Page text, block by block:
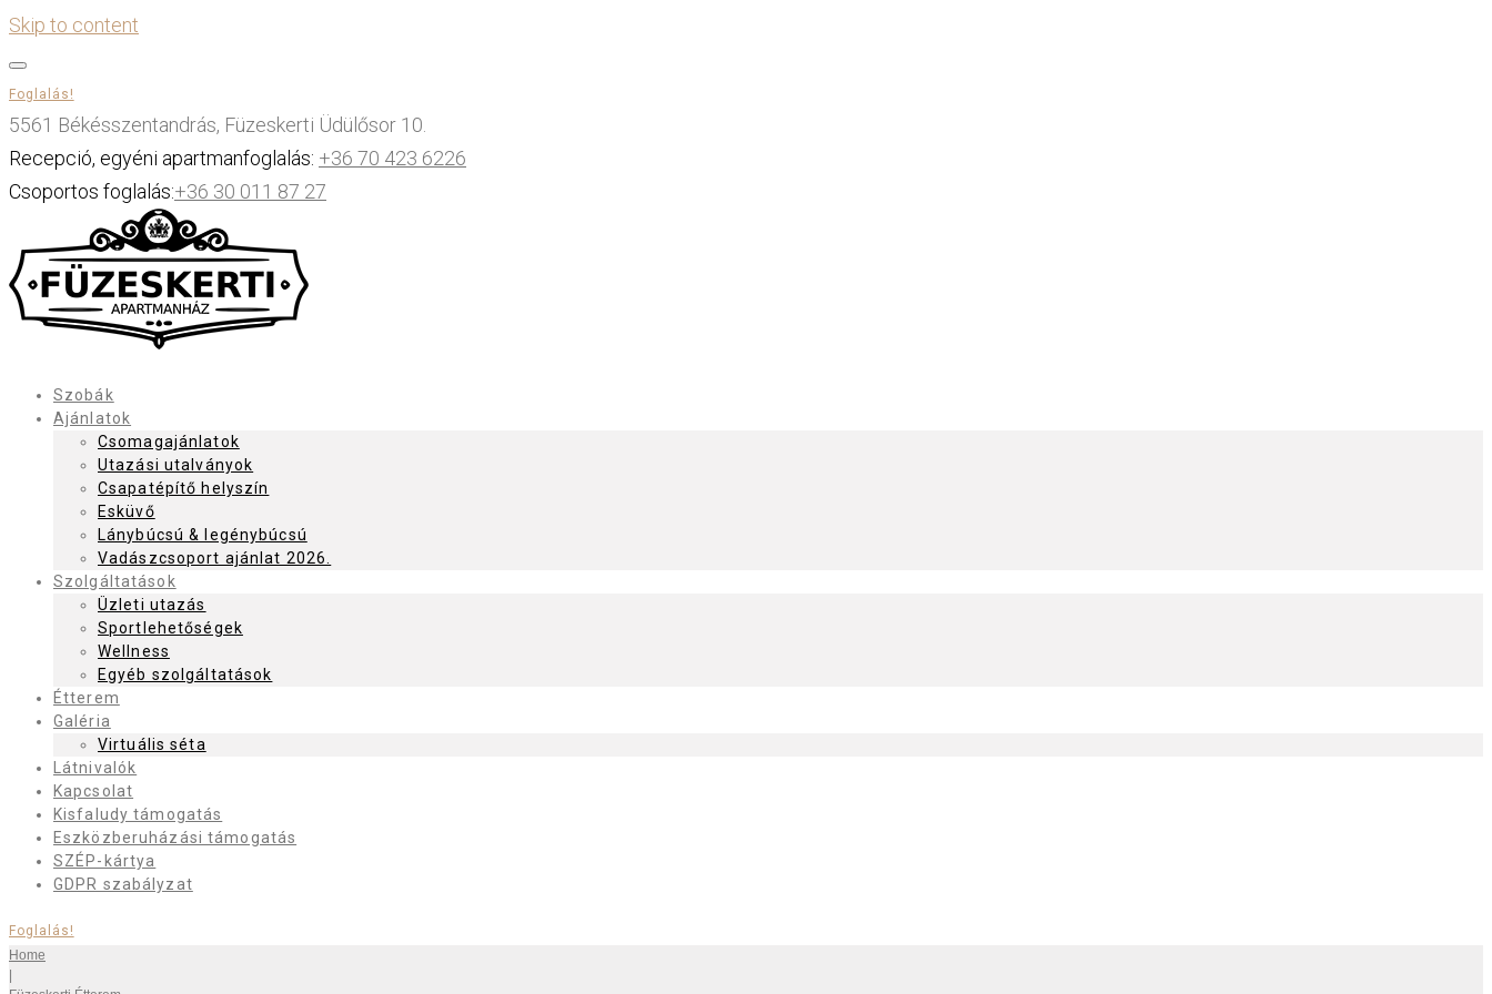
Skip to content
Foglalás!
5561 Békésszentandrás, Füzeskerti Üdülősor 10.
Recepció, egyéni apartmanfoglalás: +36 70 423 6226
Csoportos foglalás:+36 30 011 87 27
Szobák
Ajánlatok
Csomagajánlatok
Utazási utalványok
Csapatépítő helyszín
Esküvő
Lánybúcsú & legénybúcsú
Vadászcsoport ajánlat 2026.
Szolgáltatások
Üzleti utazás
Sportlehetőségek
Wellness
Egyéb szolgáltatások
Étterem
Galéria
Virtuális séta
Látnivalók
Kapcsolat
Kisfaludy támogatás
Eszközberuházási támogatás
SZÉP-kártya
GDPR szabályzat
Foglalás!
Home